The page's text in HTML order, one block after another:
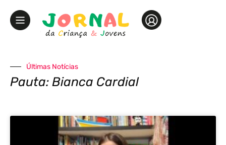
Últimas Notícias
Pauta: Bianca Cardial